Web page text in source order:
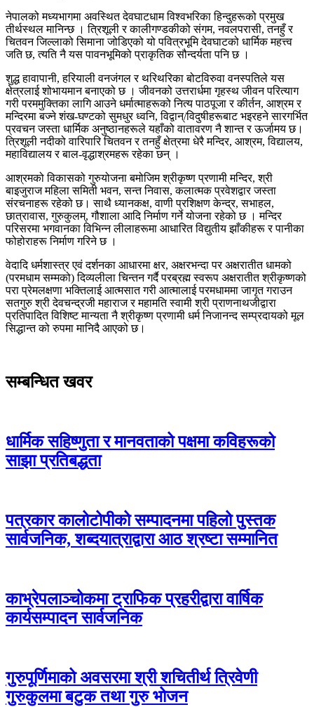
नेपालको मध्यभागमा अवस्थित देवघाटधाम विश्वभरिका हिन्दुहरूको प्रमुख
तीर्थस्थल मानिन्छ । त्रिशूली र कालीगण्डकीको संगम, नवलपरासी, तनहुँ र
चितवन जिल्लाको सिमाना जोडिएको यो पवित्रभूमि देवघाटको धार्मिक महत्त्व
जति छ, त्यति नै यस पावनभूमिको प्राकृतिक सौन्दर्यता पनि छ ।
शुद्ध हावापानी, हरियाली वनजंगल र थरिथरिका बोटविरुवा वनस्पतिले यस
क्षेत्रलाई शोभायमान बनाएको छ । जीवनको उत्तरार्धमा गृहस्थ जीवन परित्याग
गरी परममुक्तिका लागि आउने धर्मात्माहरूको नित्य पाठपूजा र कीर्तन, आश्रम र
मन्दिरमा बज्ने शंख-घण्टको सुमधुर ध्वनि, विद्वान्/विदुषीहरूबाट भइरहने सारगर्भित
प्रवचन जस्ता धार्मिक अनुष्ठानहरूले यहाँको वातावरण नै शान्त र ऊर्जामय छ।
त्रिशूली नदीको वारिपारि चितवन र तनहुँ क्षेत्रमा धेरै मन्दिर, आश्रम, विद्यालय,
महाविद्यालय र बाल-वृद्धाश्रमहरू रहेका छन् ।
आश्रमको विकासको गुरुयोजना बमोजिम श्रीकृष्ण प्रणामी मन्दिर, श्री
बाइजुराज महिला समिती भवन, सन्त निवास, कलात्मक प्रवेशद्वार जस्ता
संरचनाहरू रहेको छ। साथै ध्यानकक्ष, वाणी प्रशिक्षण केन्द्र, सभाहल,
छात्रावास, गुरुकुलम्, गौशाला आदि निर्माण गर्ने योजना रहेको छ । मन्दिर
परिसरमा भगवानका विभिन्न लीलाहरूमा आधारित विद्युतीय झाँकीहरू र पानीका
फोहोराहरू निर्माण गरिने छ ।
वेदादि धर्मशास्त्र एवं दर्शनका आधारमा क्षर, अक्षरभन्दा पर अक्षरातीत धामको
(परमधाम सम्मको) दिव्यलीला चिन्तन गर्दै परब्रह्म स्वरूप अक्षरातीत श्रीकृष्णको
परा प्रेमलक्षणा भक्तिलाई आत्मसात गरी आत्मालाई परमधाममा जागृत गराउन
सतगुरु श्री देवचन्द्रजी महाराज र महामति स्वामी श्री प्राणनाथजीद्वारा
प्रतिपादित विशिष्ट मान्यता नै श्रीकृष्ण प्रणामी धर्म निजानन्द सम्प्रदायको मूल
सिद्धान्त को रुपमा मानिदै आएको छ।
सम्बन्धित खवर
धार्मिक सहिष्णुता र मानवताको पक्षमा कविहरूको
साझा प्रतिबद्धता
पत्रकार कालोटोपीको सम्पादनमा पहिलो पुस्तक
सार्वजनिक, शब्दयात्राद्वारा आठ श्रष्टा सम्मानित
काभ्रेपलाञ्चोकमा ट्राफिक प्रहरीद्वारा वार्षिक
कार्यसम्पादन सार्वजनिक
गुरुपूर्णिमाको अवसरमा श्री शचितीर्थ त्रिवेणी
गुरुकुलमा बटुक तथा गुरु भोजन